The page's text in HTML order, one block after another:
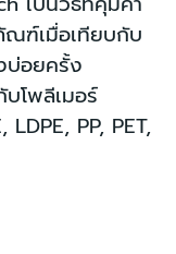
ณฑ์เมื่อเทียบกับ
บ่อยครั้ง
โพลีเมอร์
PP, PET,